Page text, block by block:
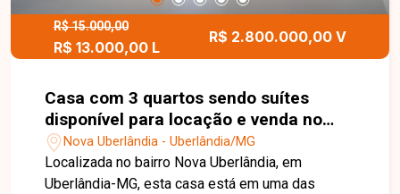
R$ 15.000,00
R$ 13.000,00 L
R$ 2.800.000,00 V
Casa com 3 quartos sendo suítes
disponível para locação e venda no
bairro Nova Uberlândia em Uberlândia-
MG
Nova Uberlândia - Uberlândia/MG
Localizada no bairro Nova Uberlândia, em
Uberlândia-MG, esta casa está em uma das